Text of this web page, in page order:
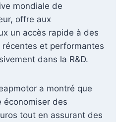
mondiale de
offre aux
un accès rapide à des
et performantes
dans la R&D.
a montré que
des
tout en assurant des